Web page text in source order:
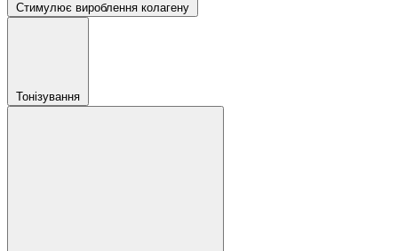
Стимулює вироблення колагену
Тонізування